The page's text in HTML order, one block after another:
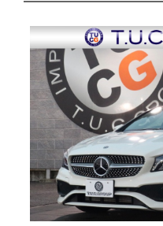
会社概要
スタッフブログ
ホーム